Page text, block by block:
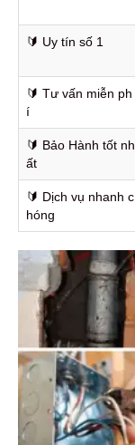
🔰️ Uy tín số 1
🔰️ Tư vấn miễn ph
í
🔰️ Bảo Hành tốt nh
ất
🔰️ Dịch vụ nhanh c
hóng